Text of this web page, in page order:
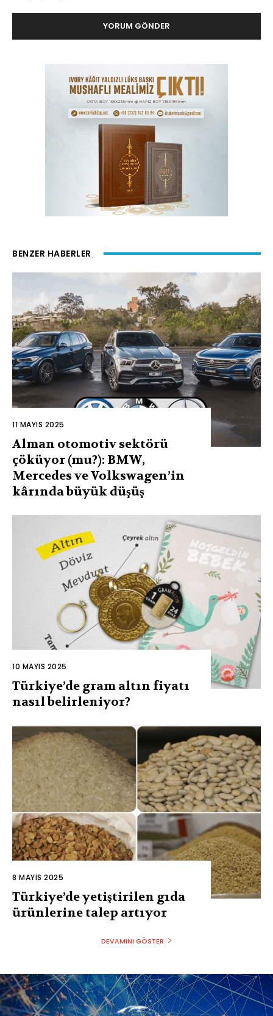
BENZER HABERLER
11 MAYIS 2025
Alman otomotiv sektörü
çöküyor (mu?): BMW,
Mercedes ve Volkswagen’in
kârında büyük düşüş
10 MAYIS 2025
Türkiye’de gram altın fiyatı
nasıl belirleniyor?
8 MAYIS 2025
Türkiye’de yetiştirilen gıda
ürünlerine talep artıyor
DEVAMINI GÖSTER